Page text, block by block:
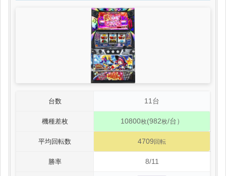
台数 11台
機種差枚 10800枚(982枚/台）
平均回転数 4709回転
勝率 8/11